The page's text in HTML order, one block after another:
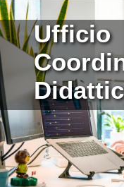
Immagine
Ufficio